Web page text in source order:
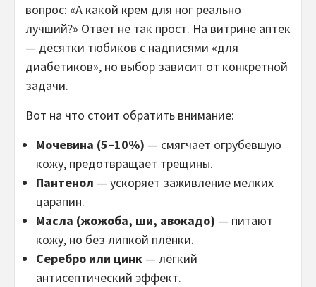
вопрос: «А какой крем для ног реально
лучший?» Ответ не так прост. На витрине аптек
— десятки тюбиков с надписями «для
диабетиков», но выбор зависит от конкретной
задачи.
Вот на что стоит обратить внимание:
Мочевина (5–10%) — смягчает огрубевшую
кожу, предотвращает трещины.
Пантенол — ускоряет заживление мелких
царапин.
Масла (жожоба, ши, авокадо) — питают
кожу, но без липкой плёнки.
Серебро или цинк — лёгкий
антисептический эффект.